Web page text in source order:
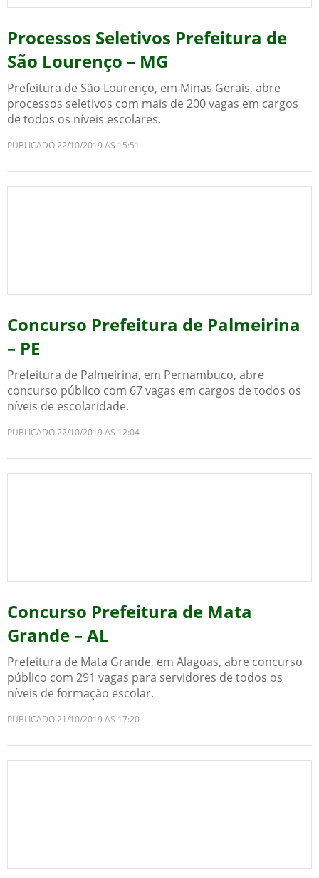
Processos Seletivos Prefeitura de
São Lourenço – MG
Prefeitura de São Lourenço, em Minas Gerais, abre
processos seletivos com mais de 200 vagas em cargos
de todos os níveis escolares.
PUBLICADO 22/10/2019 AS 15:51
Concurso Prefeitura de Palmeirina
– PE
Prefeitura de Palmeirina, em Pernambuco, abre
concurso público com 67 vagas em cargos de todos os
níveis de escolaridade.
PUBLICADO 22/10/2019 AS 12:04
Concurso Prefeitura de Mata
Grande – AL
Prefeitura de Mata Grande, em Alagoas, abre concurso
público com 291 vagas para servidores de todos os
níveis de formação escolar.
PUBLICADO 21/10/2019 AS 17:20